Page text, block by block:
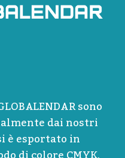
sono
dai nostri
è esportato in